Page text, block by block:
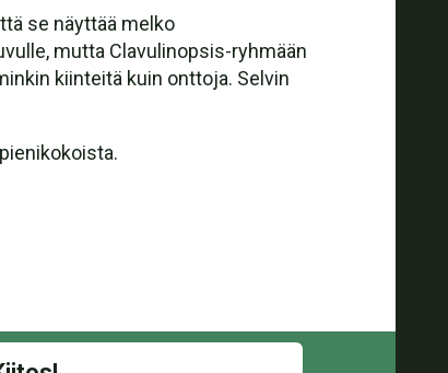
se näyttää melko
mutta Clavulinopsis-ryhmään
kiinteitä kuin onttoja. Selvin